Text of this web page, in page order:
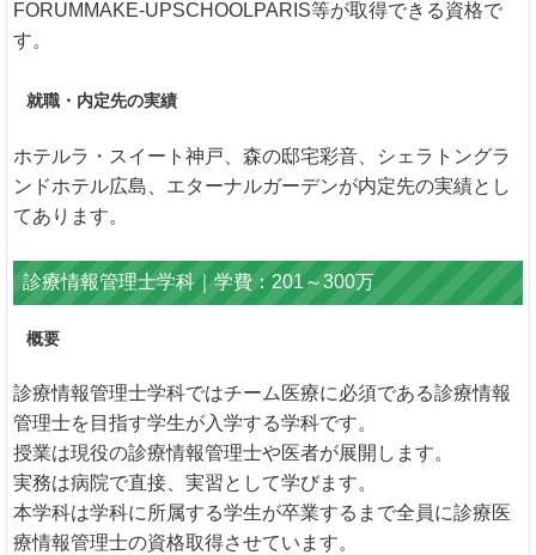
FORUMMAKE-UPSCHOOLPARIS等が取得できる資格で
す。
就職・内定先の実績
ホテルラ・スイート神戸、森の邸宅彩音、シェラトングラ
ンドホテル広島、エターナルガーデンが内定先の実績とし
てあります。
診療情報管理士学科｜学費：201～300万
概要
診療情報管理士学科ではチーム医療に必須である診療情報
管理士を目指す学生が入学する学科です。
授業は現役の診療情報管理士や医者が展開します。
実務は病院で直接、実習として学びます。
本学科は学科に所属する学生が卒業するまで全員に診療医
療情報管理士の資格取得させています。